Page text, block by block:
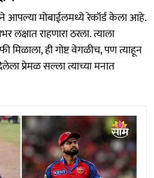
आपल्या मोबाईलमध्ये रेकॉर्ड केला आहे.
लक्षात राहणारा ठरला. त्याला
ही गोष्ट वेगळीच, पण त्याहून
प्रेमळ सल्ला त्याच्या मनात